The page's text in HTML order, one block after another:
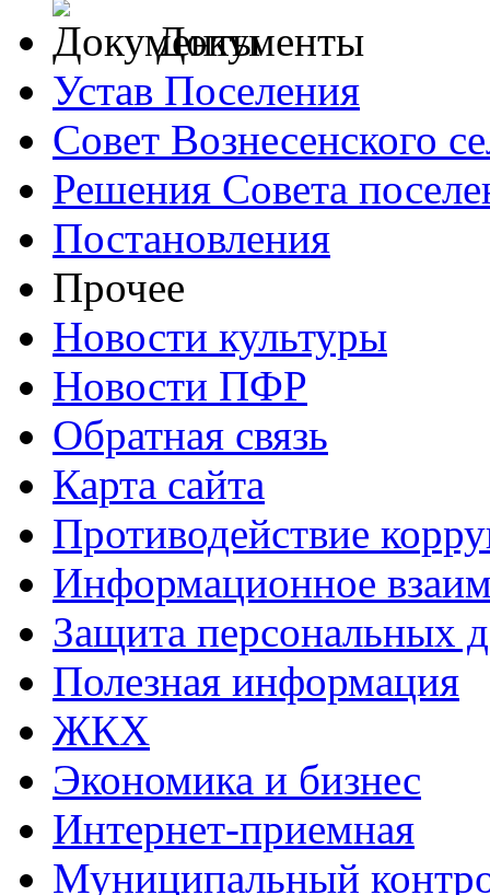
Документы
Устав Поселения
Совет Вознесенского
Решения Совета
Постановления
Прочее
Новости культуры
Новости ПФР
Обратная связь
Карта сайта
Противодействие
Информационное
Защита персональных
Полезная информация
ЖКХ
Экономика и бизнес
Интернет-приемная
Муниципальный